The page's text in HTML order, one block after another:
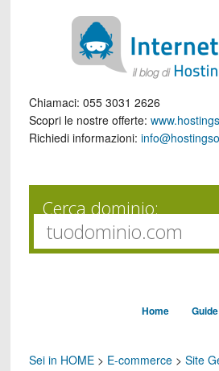
Chiamaci: 055 3031 2626
Scopri le nostre offerte:
Richiedi informazioni:
Cerca dominio:
Home Guide
Sei in HOME> E-commerce> Site